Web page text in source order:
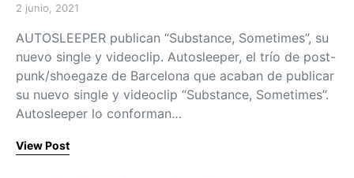
Posted on
2 junio, 2021
AUTOSLEEPER publican “Substance, Sometimes”, su
nuevo single y videoclip. Autosleeper, el trío de post-
punk/shoegaze de Barcelona que acaban de publicar
su nuevo single y videoclip “Substance, Sometimes”.
Autosleeper lo conforman…
View Post